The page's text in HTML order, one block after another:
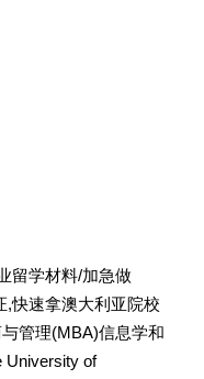
留学材料/加急做
,快速拿澳大利亚院校
管理(MBA)信息学和
University of